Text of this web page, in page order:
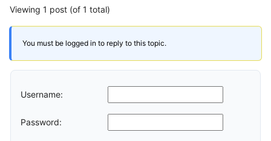
Viewing 1 post (of 1 total)
You must be logged in to reply to this topic.
Username:
Password: